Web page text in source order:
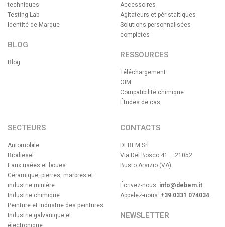
techniques
Testing Lab
Identité de Marque
BLOG
Blog
Accessoires
Agitateurs et péristaltiques
Solutions personnalisées
complètes
RESSOURCES
Téléchargement
OIM
Compatibilité chimique
Études de cas
SECTEURS
Automobile
Biodiesel
Eaux usées et boues
Céramique, pierres, marbres et
industrie minière
Industrie chimique
Peinture et industrie des peintures
Industrie galvanique et
CONTACTS
DEBEM Srl
Via Del Bosco 41 – 21052
Busto Arsizio (VA)
Écrivez-nous: info@debem.it
Appelez-nous: +39 0331 074034
NEWSLETTER